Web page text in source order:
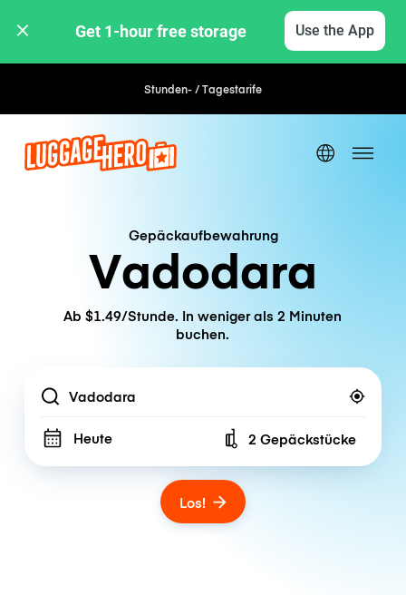
Get 1-hour free storage Use the App
Stunden- / Tagestarife
Gepäckaufbewahrung
Vadodara
Ab $1.49/Stunde. In weniger als 2 Minuten
buchen.
Location
Heute Number of bags
2 Gepäckstücke
Los!